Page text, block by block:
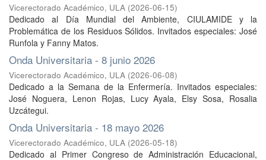
Vicerectorado Académico, ULA (2026-06-15)
Dedicado al Día Mundial del Ambiente, CIULAMIDE y la
Problemática de los Residuos Sólidos. Invitados especiales: José
Runfola y Fanny Matos.
Onda Universitaria - 8 junio 2026
Vicerectorado Académico, ULA (2026-06-08)
Dedicado a la Semana de la Enfermería. Invitados especiales:
José Noguera, Lenon Rojas, Lucy Ayala, Elsy Sosa, Rosalia
Uzcátegui.
Onda Universitaria - 18 mayo 2026
Vicerectorado Académico, ULA (2026-05-18)
Dedicado al Primer Congreso de Administración Educacional,